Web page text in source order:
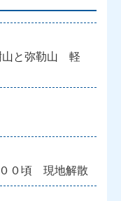
山と弥勒山 軽
０頃 現地解散